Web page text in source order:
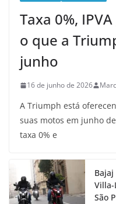
Taxa 0%,
o que a
junho
16 de junho de 2026
A Triumph está
suas motos em junho
taxa 0% e
Villa-
São